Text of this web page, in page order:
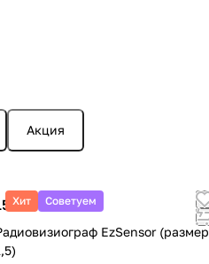
Акция
Хит Советуем
509 ₽
EzSensor (размер